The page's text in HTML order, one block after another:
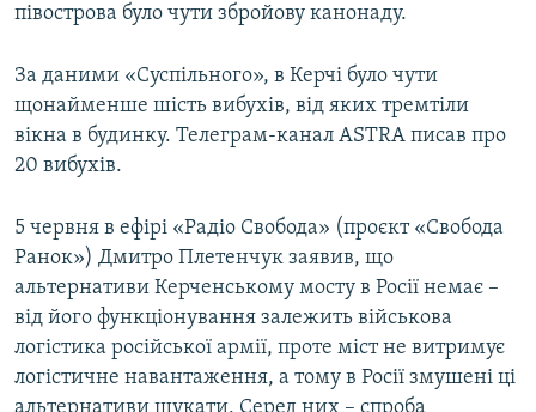
півострова було чути збройову канонаду.
За даними «Суспільного», в Керчі було чути
щонайменше шість вибухів, від яких тремтіли
вікна в будинку. Телеграм-канал ASTRA писав про
20 вибухів.
5 червня в ефірі «Радіо Свобода» (проєкт «Свобода
Ранок») Дмитро Плетенчук заявив, що
альтернативи Керченському мосту в Росії немає –
від його функціонування залежить військова
логістика російської армії, проте міст не витримує
логістичне навантаження, а тому в Росії змушені ці